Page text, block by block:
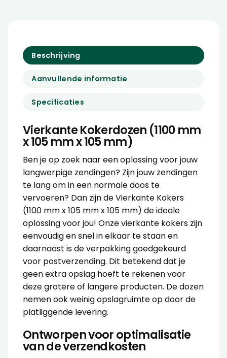
Beschrijving
Aanvullende informatie
Specificaties
Vierkante Kokerdozen (1100 mm
x 105 mm x 105 mm)
Ben je op zoek naar een oplossing voor jouw
langwerpige zendingen? Zijn jouw zendingen
te lang om in een normale doos te
vervoeren? Dan zijn de Vierkante Kokers
(1100 mm x 105 mm x 105 mm) de ideale
oplossing voor jou! Onze vierkante kokers zijn
eenvoudig en snel in elkaar te staan en
daarnaast is de verpakking goedgekeurd
voor postverzending. Dit betekend dat je
geen extra opslag hoeft te rekenen voor
deze grotere of langere producten. De dozen
nemen ook weinig opslagruimte op door de
platliggende levering.
Ontworpen voor optimalisatie
van de verzendkosten